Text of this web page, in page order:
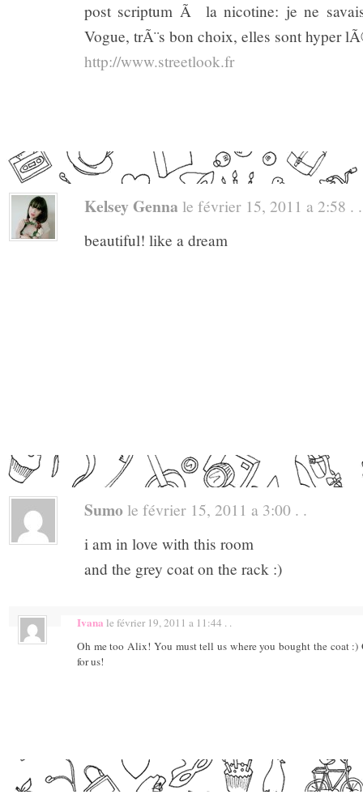
post scriptum Ã la nicotine: je ne
Vogue, trÃ¨s bon choix, elles sont hyper
http://www.streetlook.fr
Kelsey Genna le février 15, 2011 a 2:58 . .
beautiful! like a dream
Sumo le février 15, 2011 a 3:00 . .
i am in love with this room
and the grey coat on the rack :)
Ivana le février 19, 2011 a 11:44 . .
Oh me too Alix! You must tell us where you bought the coat :)
for us!